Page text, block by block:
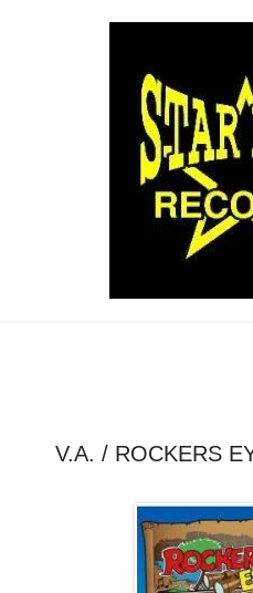
V.A. / ROCKERS